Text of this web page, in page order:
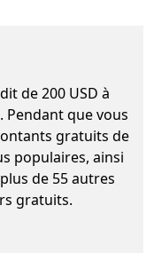
de 200 USD à
Pendant que vous
gratuits de
populaires, ainsi
de 55 autres
gratuits.